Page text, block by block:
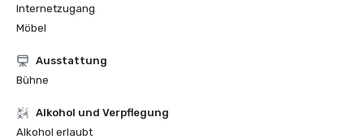
Internetzugang
Möbel
Ausstattung
Bühne
‪Alkohol‬ und Verpflegung
‪Alkohol‬ erlaubt